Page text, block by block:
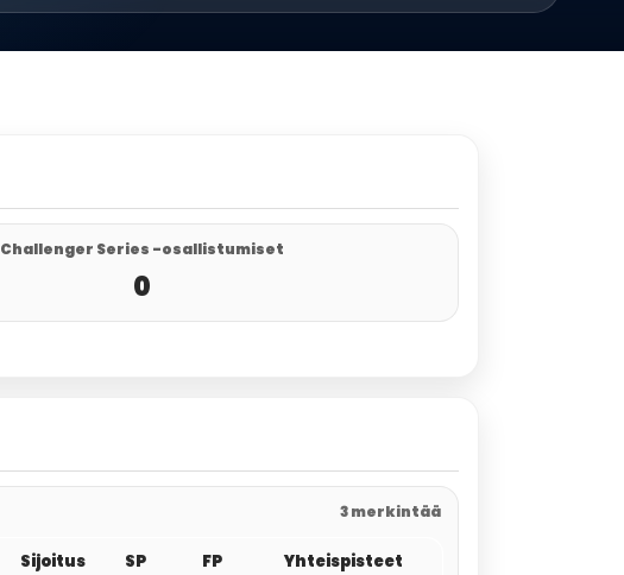
Challenger Series -osallistumiset
0
3 merkintää
Sijoitus SP FP Yhteispisteet